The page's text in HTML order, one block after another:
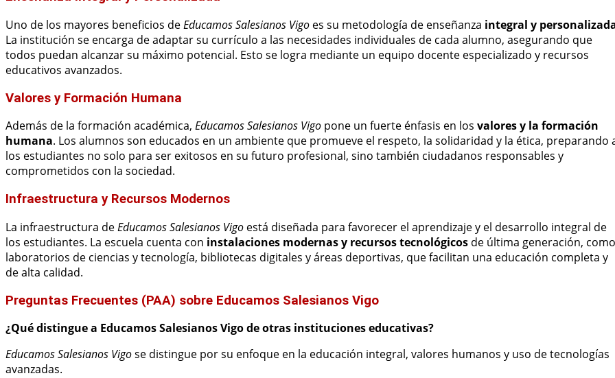
Uno de los mayores beneficios deEducamos Salesianos Vigo es su metodología de enseñanza integral y
La institución se encarga de adaptar su currículo a las necesidades individuales de cada alumno, asegurando que
todos puedan alcanzar su máximo potencial. Esto se logra mediante un equipo docente especializado y recursos
educativos avanzados.
Valores y Formación Humana
Además de la formación académica, Educamos Salesianos Vigo pone un fuerte énfasis en los valores y la formación
humana. Los alumnos son educados en un ambiente que promueve el respeto, la solidaridad y la ética, preparando
los estudiantes no solo para ser exitosos en su futuro profesional, sino también ciudadanos responsables y
comprometidos con la sociedad.
Infraestructura y Recursos Modernos
La infraestructura deEducamos Salesianos Vigo está diseñada para favorecer el aprendizaje y el desarrollo integral de
los estudiantes. La escuela cuenta con instalaciones modernas y recursos tecnológicos de última generación, como
laboratorios de ciencias y tecnología, bibliotecas digitales y áreas deportivas, que facilitan una educación completa y
de alta calidad.
Preguntas Frecuentes (PAA) sobre Educamos Salesianos Vigo
¿Qué distingue a Educamos Salesianos Vigo de otras instituciones educativas?
Educamos Salesianos Vigose distingue por su enfoque en la educación integral, valores humanos y uso de tecnologías
avanzadas.